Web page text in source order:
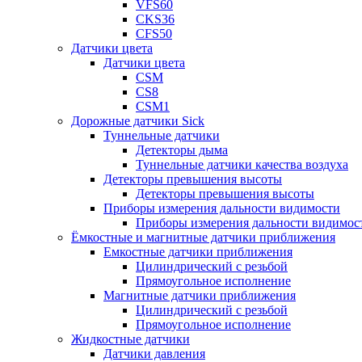
VFS60
CKS36
CFS50
Датчики цвета
Датчики цвета
CSM
CS8
CSM1
Дорожные датчики Sick
Туннельные датчики
Детекторы дыма
Туннельные датчики качества воздуха
Детекторы превышения высоты
Детекторы превышения высоты
Приборы измерения дальности видимости
Приборы измерения дальности
Ёмкостные и магнитные датчики приближения
Емкостные датчики приближения
Цилиндрический с резьбой
Прямоугольное исполнение
Магнитные датчики приближения
Цилиндрический с резьбой
Прямоугольное исполнение
Жидкостные датчики
Датчики давления